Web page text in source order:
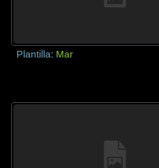
Plantilla: Mar